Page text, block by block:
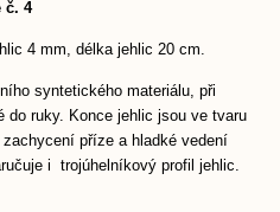
č. 4
4 mm, délka jehlic 20 cm.
syntetického materiálu, při
do ruky. Konce jehlic jsou ve tvaru
příze a hladké vedení
i trojúhelníkový profil jehlic.